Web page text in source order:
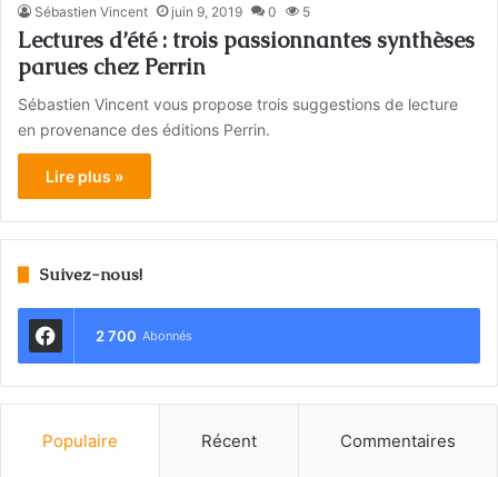
Sébastien Vincent juin 9, 2019 0 5
Lectures d’été : trois passionnantes synthèses
parues chez Perrin
Sébastien Vincent vous propose trois suggestions de lecture
en provenance des éditions Perrin.
Lire plus »
Suivez-nous!
2 700 Abonnés
Populaire Récent Commentaires